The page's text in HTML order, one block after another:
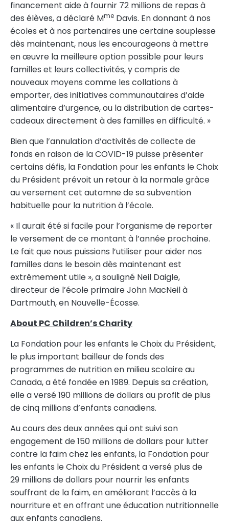
financement aide à fournir 72 millions de repas à
des élèves, a déclaré Mme Davis. En donnant à nos
écoles et à nos partenaires une certaine souplesse
dès maintenant, nous les encourageons à mettre
en œuvre la meilleure option possible pour leurs
familles et leurs collectivités, y compris de
nouveaux moyens comme les collations à
emporter, des initiatives communautaires d’aide
alimentaire d’urgence, ou la distribution de cartes-
cadeaux directement à des familles en difficulté. »
Bien que l’annulation d’activités de collecte de
fonds en raison de la COVID-19 puisse présenter
certains défis, la Fondation pour les enfants le Choix
du Président prévoit un retour à la normale grâce
au versement cet automne de sa subvention
habituelle pour la nutrition à l’école.
« Il aurait été si facile pour l’organisme de reporter
le versement de ce montant à l’année prochaine.
Le fait que nous puissions l’utiliser pour aider nos
familles dans le besoin dès maintenant est
extrêmement utile », a souligné Neil Daigle,
directeur de l’école primaire John MacNeil à
Dartmouth, en Nouvelle-Écosse.
About PC Children’s Charity
La Fondation pour les enfants le Choix du Président,
le plus important bailleur de fonds des
programmes de nutrition en milieu scolaire au
Canada, a été fondée en 1989. Depuis sa création,
elle a versé 190 millions de dollars au profit de plus
de cinq millions d’enfants canadiens.
Au cours des deux années qui ont suivi son
engagement de 150 millions de dollars pour lutter
contre la faim chez les enfants, la Fondation pour
les enfants le Choix du Président a versé plus de
29 millions de dollars pour nourrir les enfants
souffrant de la faim, en améliorant l’accès à la
nourriture et en offrant une éducation nutritionnelle
aux enfants canadiens.